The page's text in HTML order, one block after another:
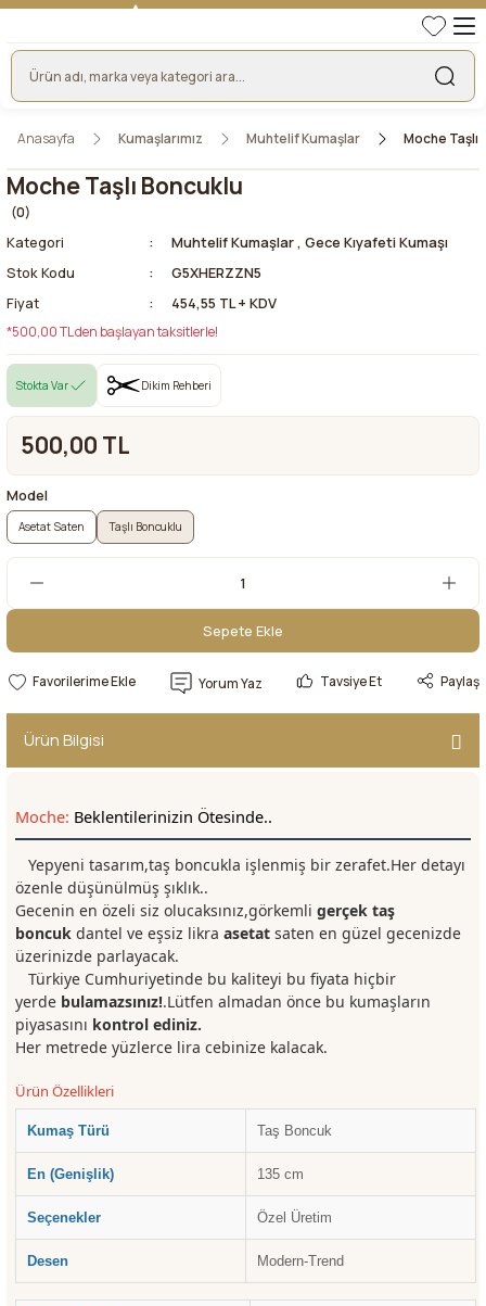
Anasayfa Kumaşlarımız Muhtelif Kumaşlar Moche Taşlı
Moche Taşlı Boncuklu
(0)
Kategori Muhtelif Kumaşlar, Gece Kıyafeti Kumaşı
Stok Kodu
G5XHERZZN5
Fiyat
454,55 TL + KDV
*500,00 TL den başlayan taksitlerle!
Stokta Var Dikim Rehberi
500,00 TL
Model
Asetat Saten Taşlı Boncuklu
Sepete Ekle
Sepete Ekle
Yorum Yaz Tavsiye Et Paylaş
Ürün Bilgisi
Moche: Beklentilerinizin Ötesinde..
Yepyeni tasarım,taş boncukla işlenmiş bir zerafet.Her detayı
özenle düşünülmüş şıklık..
Gecenin en özeli siz olucaksınız,görkemli gerçek taş
boncuk dantel ve eşsiz likra asetat saten en güzel gecenizde
üzerinizde parlayacak.
Türkiye Cumhuriyetinde bu kaliteyi bu fiyata hiçbir
yerde bulamazsınız!.Lütfen almadan önce bu kumaşların
piyasasını kontrol ediniz.
Her metrede yüzlerce lira cebinize kalacak.
Ürün Özellikleri
Kumaş Türü Taş Boncuk
En (Genişlik) 135 cm
Seçenekler Özel Üretim
Desen Modern-Trend